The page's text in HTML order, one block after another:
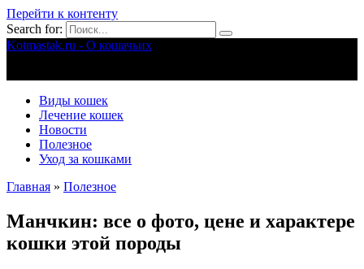
Перейти к контенту
Search for:
Kotmastak.ru - О кошачьих
Виды кошек
Лечение кошек
Новости
Полезное
Уход за кошками
Главная » Полезное
Манчкин: все о фото, цене и характере
кошки этой породы